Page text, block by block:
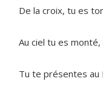
De la croix, tu es
Au ciel tu es
Tu te présentes au